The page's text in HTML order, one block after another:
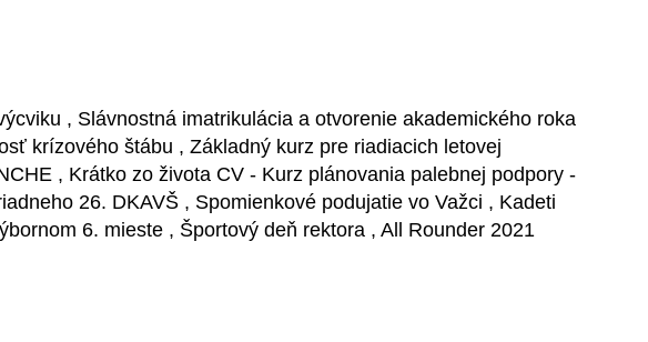
, Slávnostná imatrikulácia a otvorenie akademického roka
krízového štábu , Základný kurz pre riadiacich letovej
, Krátko zo života CV - Kurz plánovania palebnej podpory -
26. DKAVŠ , Spomienkové podujatie vo Važci , Kadeti
6. mieste , Športový deň rektora , All Rounder 2021